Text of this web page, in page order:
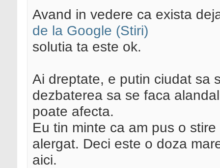
Avand in vedere ca exista
de la Google (Stiri)
solutia ta este ok.
Ai dreptate, e putin ciudat sa
dezbaterea sa se faca
poate afecta.
Eu tin minte ca am pus o
alergat. Deci este o doza
aici.